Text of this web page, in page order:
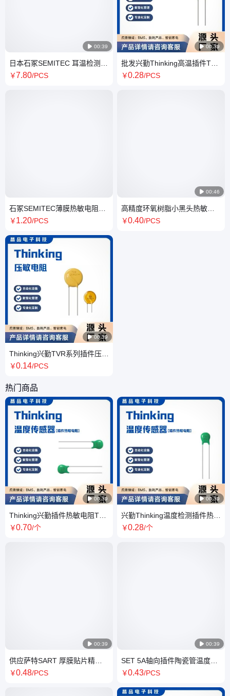
 00:39
日本石冢SEMITEC 耳温检测器
热电堆 红外测温传感器
￥7.80/PCS
石冢SEMITEC薄膜热敏电阻
103JT-025 104JT-025
￥1.20/PCS
 00:39
Thinking兴勤TVR系列插件压敏
电阻TVR05561KSY
￥0.14/PCS
 00:39
批发兴勤Thinking高温插件TVR
系列压敏电阻 TVR10471KLM
￥0.28/PCS
 00:46
高精度环氧树脂小黑头热敏电
阻带引线10K3435 10K3950
￥0.40/PCS
热门商品
 00:39
Thinking兴勤插件热敏电阻TTC
系列TTC05104JSY
￥0.70/个
 00:39
供应萨特SART 厚膜贴片精密
电阻SK系列SK0603 0805
￥0.48/PCS
 00:39
兴勤Thinking温度检测插件热敏
电阻TTC05系列
￥0.28/个
 00:39
SET 5A轴向插件陶瓷管温度保
险丝 C系列C1 C2 C3
￥0.43/PCS